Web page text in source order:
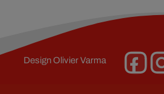
DesignOlivier Varma